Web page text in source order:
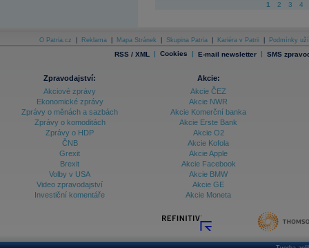
1 2 3 4
O Patria.cz Reklama Mapa Stránek Skupina Patria Kariéra v Patrii Podmínky
RSS / XML | Cookies | E-mail newsletter | SMS
Zpravodajství:
Akciové zprávy
Ekonomické zprávy
Zprávy o měnách a sazbách
Zprávy o komoditách
Zprávy o HDP
ČNB
Grexit
Brexit
Volby v USA
Video zpravodajství
Investiční komentáře
Akcie:
Akcie ČEZ
Akcie NWR
Akcie Komerční banka
Akcie Erste Bank
Akcie O2
Akcie Kofola
Akcie Apple
Akcie Facebook
Akcie BMW
Akcie GE
Akcie Moneta